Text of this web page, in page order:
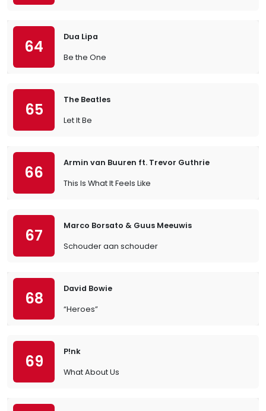
64
Dua Lipa
Be the One
65
The Beatles
Let It Be
66
Armin van Buuren ft. Trevor Guthrie
This Is What It Feels Like
67
Marco Borsato & Guus Meeuwis
Schouder aan schouder
68
David Bowie
“Heroes”
69
P!nk
What About Us